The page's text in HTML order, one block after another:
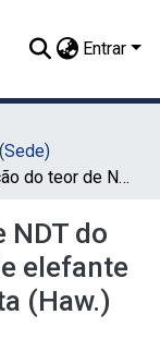
Entrar
Determinação do teor de NDT do farelo de palma orelha de elefante mexicana (Opuntia stricta (Haw.) Haw)
NDT do
elefante
(Haw.)